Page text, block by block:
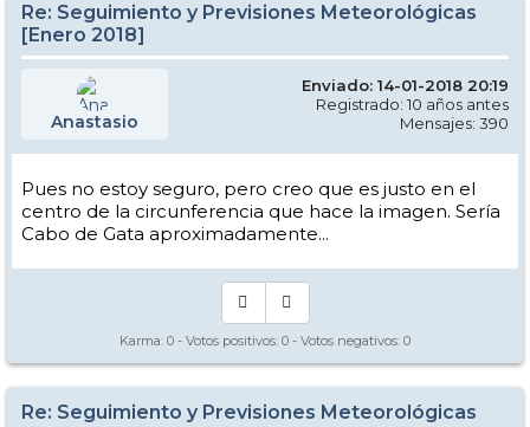
Re: Seguimiento y Previsiones Meteorológicas
[Enero 2018]
Anastasio
Enviado: 14-01-2018 20:19
Registrado: 10 años antes
Mensajes: 390
Pues no estoy seguro, pero creo que es justo en el
centro de la circunferencia que hace la imagen. Sería
Cabo de Gata aproximadamente...
Karma: 0 - Votos positivos: 0 - Votos negativos: 0
Re: Seguimiento y Previsiones Meteorológicas